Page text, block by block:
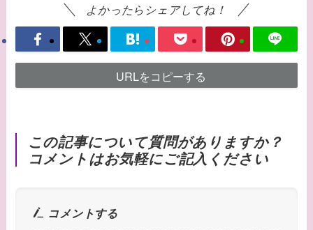
よかったらシェアしてね！
URLをコピーする
この記事について質問がありますか？
コメントはお気軽にご記入ください
コメントする